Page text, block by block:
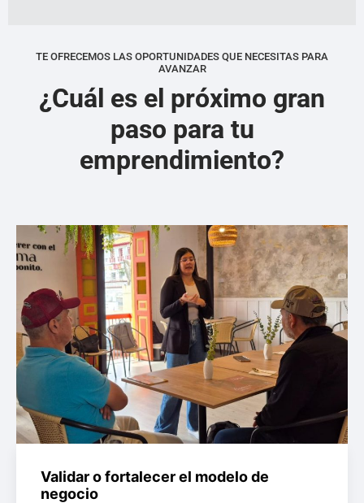
TE OFRECEMOS LAS OPORTUNIDADES QUE NECESITAS PARA
AVANZAR
¿Cuál es el próximo gran
paso para tu
emprendimiento?
Validar o fortalecer el modelo de
negocio